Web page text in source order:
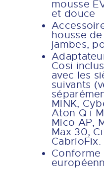
mousse
et douce
housse
jambes,
Cosi
avec les
suivants
MINK,
Aton Q i
Mico AP,
Max 30,
CabrioFix.
Conforme